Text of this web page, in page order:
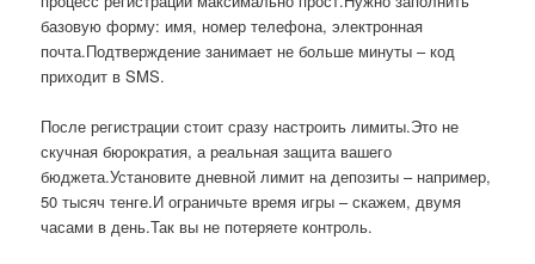
базовую форму: имя, номер телефона, электронная
почта.Подтверждение занимает не больше минуты – код
приходит в SMS.
После регистрации стоит сразу настроить лимиты.Это не
скучная бюрократия, а реальная защита вашего
бюджета.Установите дневной лимит на депозиты – например,
50 тысяч тенге.И ограничьте время игры – скажем, двумя
часами в день.Так вы не потеряете контроль.